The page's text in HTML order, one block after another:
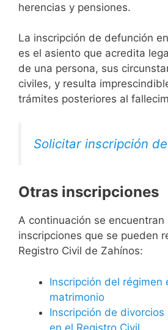
herencias y pensiones.
La inscripción de defunción
es el asiento que acredita
de una persona, sus
civiles, y resulta
trámites posteriores al
Solicitar inscripción
Otras inscripciones
A continuación se encuentran
inscripciones que se pueden
Registro Civil de Zahínos:
Inscripción del régimen
matrimonio
Inscripción de divorcios
en el Registro Civil